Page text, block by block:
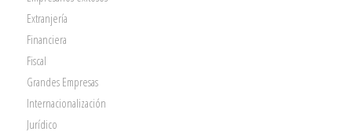
Extranjería
Financiera
Fiscal
Grandes Empresas
Internacionalización
Jurídico